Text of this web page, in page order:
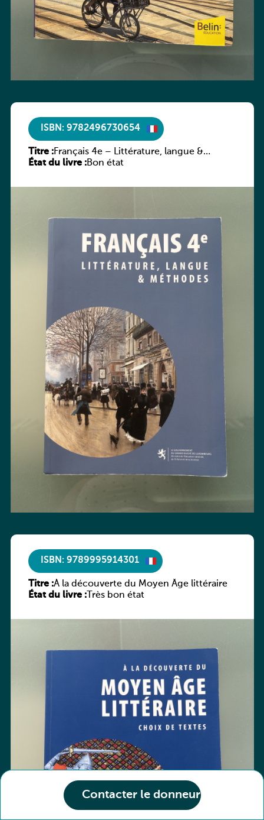
Contacter le donneur
ISBN: 9782496730654
Titre :Français 4e – Littérature, langue &
méthodes
État du livre :Bon état
ISBN: 9789995914301
Titre :À la découverte du Moyen Âge littéraire
État du livre :Très bon état